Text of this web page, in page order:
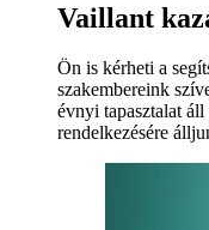
Vaillant
Ön is kérheti a
szakembereink
évnyi tapasztalat
rendelkezésére